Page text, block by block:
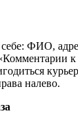
ФИО,
к
налево.